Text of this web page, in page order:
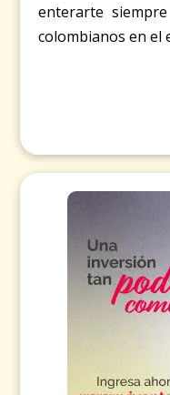
enterarte
colombianos en el